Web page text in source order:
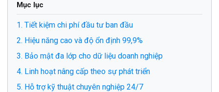
Mục lục
1. Tiết kiệm chi phí đầu tư ban đầu
2. Hiệu năng cao và độ ổn định 99,9%
3. Bảo mật đa lớp cho dữ liệu doanh nghiệp
4. Linh hoạt nâng cấp theo sự phát triển
5. Hỗ trợ kỹ thuật chuyên nghiệp 24/7